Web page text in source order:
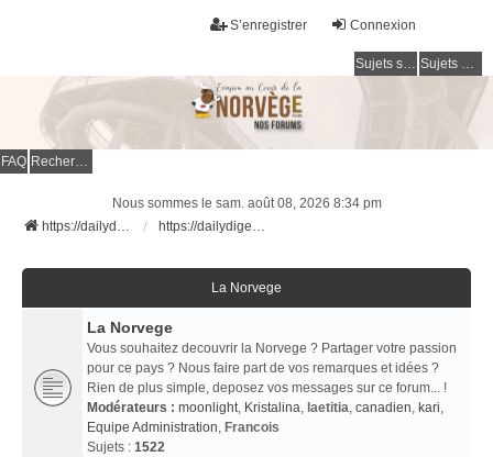
Connexion
S’enregistrer
Sujets sans réponse Sujets actifs
FAQ Rechercher
Nous sommes le sam. août 08, 2026 8:34 pm
https://dailydigesthub.com
https://dailydigesthub.com
La Norvege
La Norvege
Vous souhaitez decouvrir la Norvege ? Partager votre passion
pour ce pays ? Nous faire part de vos remarques et idées ?
Rien de plus simple, deposez vos messages sur ce forum... !
Modérateurs : moonlight, Kristalina, laetitia, canadien, kari,
Equipe Administration, Francois
Sujets : 1522